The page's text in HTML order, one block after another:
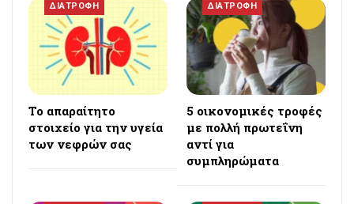
ΔΙΑΤΡΟΦΗ
Το απαραίτητο
στοιχείο για την υγεία
των νεφρών σας
ΔΙΑΤΡΟΦΗ
5 οικονομικές τροφές
με πολλή πρωτεΐνη
αντί για
συμπληρώματα